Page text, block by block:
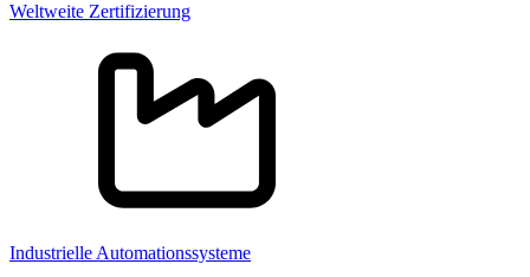
Weltweite Zertifizierung
Industrielle Automationssysteme